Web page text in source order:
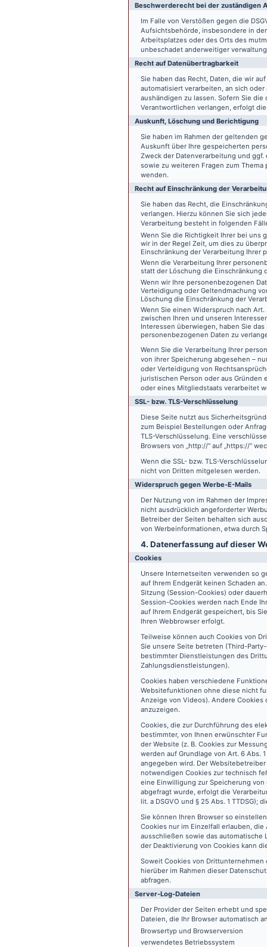
Beschwerde­recht bei der zuständigen
Im Falle von Verstößen gegen die
Aufsichtsbehörde, insbesondere in
Arbeitsplatzes oder des Orts des
unbeschadet anderweitiger
Recht auf Daten­übertrag­barkeit
Sie haben das Recht, Daten, die wir
automatisiert verarbeiten, an sich
aushändigen zu lassen. Sofern Sie
Verantwortlichen verlangen, erfolgt
Auskunft, Löschung und Berichtigung
Sie haben im Rahmen der geltenden
Auskunft über Ihre gespeicherten
Zweck der Datenverarbeitung und
sowie zu weiteren Fragen zum
wenden.
Recht auf Einschränkung der
Sie haben das Recht, die
verlangen. Hierzu können Sie sich
Verarbeitung besteht in folgenden
Wenn Sie die Richtigkeit Ihrer bei
wir in der Regel Zeit, um dies zu
Einschränkung der Verarbeitung Ihrer
Wenn die Verarbeitung Ihrer
statt der Löschung die Einschränkung
Wenn wir Ihre personenbezogenen
Verteidigung oder Geltendmachung
Löschung die Einschränkung der
Wenn Sie einen Widerspruch nach
zwischen Ihren und unseren
Interessen überwiegen, haben Sie
personenbezogenen Daten zu
Wenn Sie die Verarbeitung Ihrer
von ihrer Speicherung abgesehen –
oder Verteidigung von
juristischen Person oder aus
oder eines Mitgliedstaats verarbeitet
SSL- bzw. TLS-Verschlüsselung
Diese Seite nutzt aus
zum Beispiel Bestellungen oder
TLS-Verschlüsselung. Eine
Browsers von „http://“ auf „https://“
Wenn die SSL- bzw. TLS-
nicht von Dritten mitgelesen werden.
Widerspruch gegen Werbe-E-Mails
Der Nutzung von im Rahmen der
nicht ausdrücklich angeforderter
Betreiber der Seiten behalten sich
von Werbeinformationen, etwa durch
4. Datenerfassung auf dieser
Cookies
Unsere Internetseiten verwenden so
auf Ihrem Endgerät keinen Schaden
Sitzung (Session-Cookies) oder
Session-Cookies werden nach Ende
auf Ihrem Endgerät gespeichert, bis
Ihren Webbrowser erfolgt.
Teilweise können auch Cookies von
Sie unsere Seite betreten (Third-
bestimmter Dienstleistungen des
Zahlungsdienstleistungen).
Cookies haben verschiedene
Websitefunktionen ohne diese nicht
Anzeige von Videos). Andere
anzuzeigen.
Cookies, die zur Durchführung des
bestimmter, von Ihnen erwünschter
der Website (z. B. Cookies zur
werden auf Grundlage von Art. 6 Abs.
angegeben wird. Der
notwendigen Cookies zur technisch
eine Einwilligung zur Speicherung
abgefragt wurde, erfolgt die
lit. a DSGVO und § 25 Abs. 1
Sie können Ihren Browser so
Cookies nur im Einzelfall erlauben,
ausschließen sowie das automatische
der Deaktivierung von Cookies kann
Soweit Cookies von
hierüber im Rahmen dieser
abfragen.
Server-Log-Dateien
Der Provider der Seiten erhebt und
Dateien, die Ihr Browser automatisch
Browsertyp und Browserversion
verwendetes Betriebssystem